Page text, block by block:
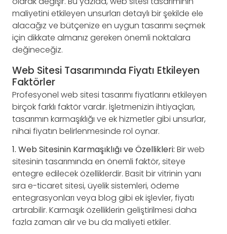
maliyetini etkileyen unsurları detaylı bir şekilde ele
alacağız ve bütçenize en uygun tasarımı seçmek
için dikkate almanız gereken önemli noktalara
değineceğiz.
Web Sitesi Tasarımında Fiyatı Etkileyen
Faktörler
Profesyonel web sitesi tasarımı fiyatlarını etkileyen
birçok farklı faktör vardır. İşletmenizin ihtiyaçları,
tasarımın karmaşıklığı ve ek hizmetler gibi unsurlar,
nihai fiyatın belirlenmesinde rol oynar.
1. Web Sitesinin Karmaşıklığı ve Özellikleri: Bir web
sitesinin tasarımında en önemli faktör, siteye
entegre edilecek özelliklerdir. Basit bir vitrinin yanı
sıra e-ticaret sitesi, üyelik sistemleri, ödeme
entegrasyonları veya blog gibi ek işlevler, fiyatı
artırabilir. Karmaşık özelliklerin geliştirilmesi daha
fazla zaman alır ve bu da maliyeti etkiler.